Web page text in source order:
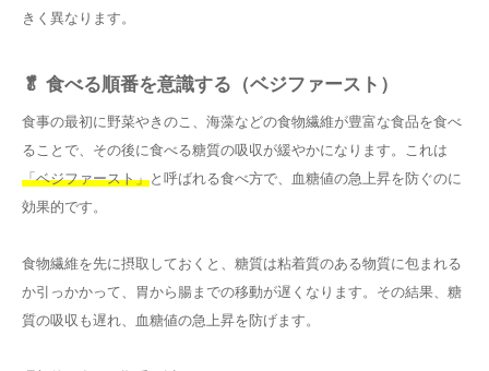
きく異なります。
🥬 食べる順番を意識する（ベジファースト）
食事の最初に野菜やきのこ、海藻などの食物繊維が豊富な食品を食べ
ることで、その後に食べる糖質の吸収が緩やかになります。これは
「ベジファースト」と呼ばれる食べ方で、血糖値の急上昇を防ぐのに
効果的です。
食物繊維を先に摂取しておくと、糖質は粘着質のある物質に包まれる
か引っかかって、胃から腸までの移動が遅くなります。その結果、糖
質の吸収も遅れ、血糖値の急上昇を防げます。